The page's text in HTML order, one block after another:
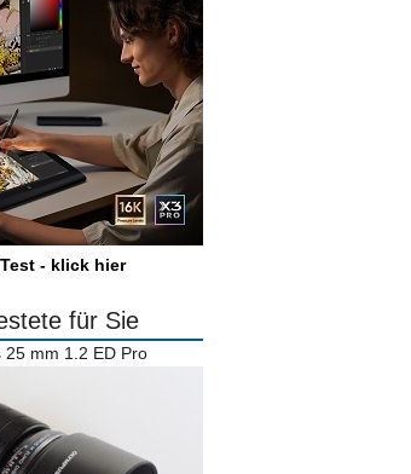
- klick hier
für Sie
25 mm 1.2 ED Pro